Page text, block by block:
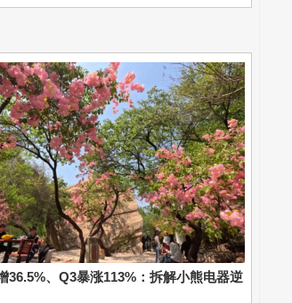
36.5%、Q3暴涨113%：拆解小熊电器逆